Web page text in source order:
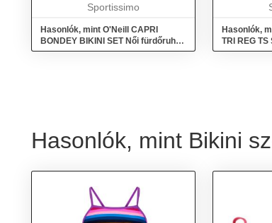
Sportissimo
Hasonlók, mint O'Neill CAPRI
BONDEY BIKINI SET Női fürdőruha,
mix, méret
Hasonlók,
TRI REG
fürdőruha,
Hasonlók, mint Bikini